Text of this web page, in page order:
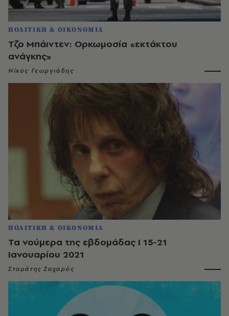
ΠΟΛΙΤΙΚΗ & ΟΙΚΟΝΟΜΙΑ
Τζο Μπάιντεν: Ορκωμοσία «εκτάκτου
ανάγκης»
Νίκος Γεωργιάδης
ΠΟΛΙΤΙΚΗ & ΟΙΚΟΝΟΜΙΑ
Τα νούμερα της εβδομάδας Ι 15-21
Ιανουαρίου 2021
Σταμάτης Ζαχαρός